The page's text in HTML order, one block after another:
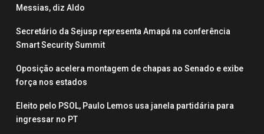
Messias, diz Aldo
Secretário da Sejusp representa Amapá na conferência
Smart Security Summit
Oposição acelera montagem de chapas ao Senado e exibe
força nos estados
Eleito pelo PSOL, Paulo Lemos usa janela partidária para
ingressar no PT